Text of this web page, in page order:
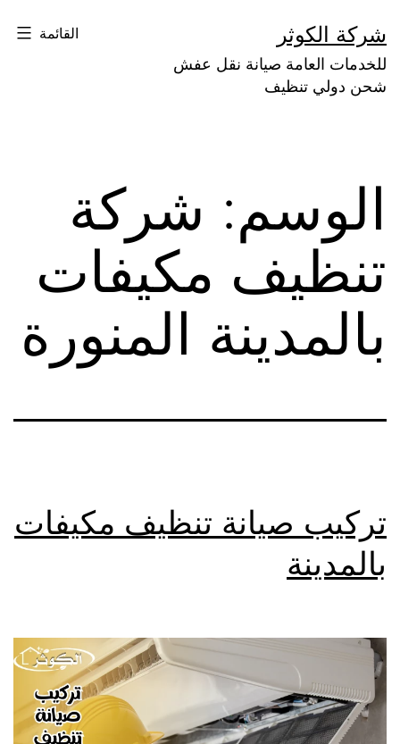
إلى
المحتوى
شركة الكوثر
للخدمات العامة صيانة نقل عفش
شحن دولي تنظيف
القائمة
الوسم: شركة
تنظيف مكيفات
بالمدينة المنورة
تركيب صيانة تنظيف مكيفات
بالمدينة